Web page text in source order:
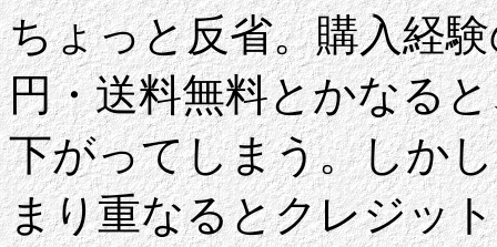
ちょっと反省。購入経
円・送料無料とかなる
下がってしまう。しか
まり重なるとクレジッ